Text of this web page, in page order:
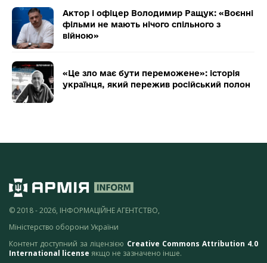
Актор і офіцер Володимир Ращук: «Воєнні
фільми не мають нічого спільного з
війною»
«Це зло має бути переможене»: історія
українця, який пережив російський полон
© 2018 - 2026, ІНФОРМАЦІЙНЕ АГЕНТСТВО,
Міністерство оборони України
Контент доступний за ліцензією Creative Commons Attribution 4.0
International license якщо не зазначено інше.